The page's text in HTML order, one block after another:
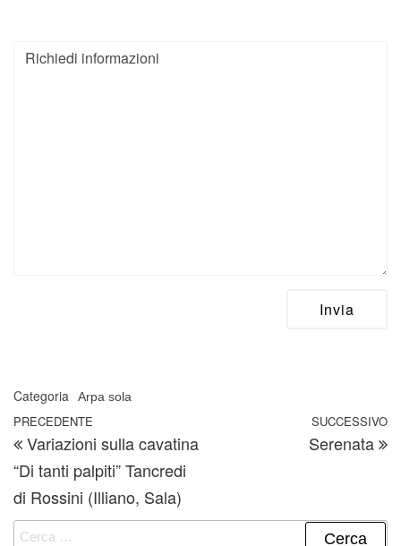
Categoria Arpa sola
Navigazione articoli
Articolo precedente
PRECEDENTE
Variazioni sulla cavatina
“Di tanti palpiti” Tancredi
di Rossini (Illiano, Sala)
SUCCESSIVO
Serenata
Ricerca per: